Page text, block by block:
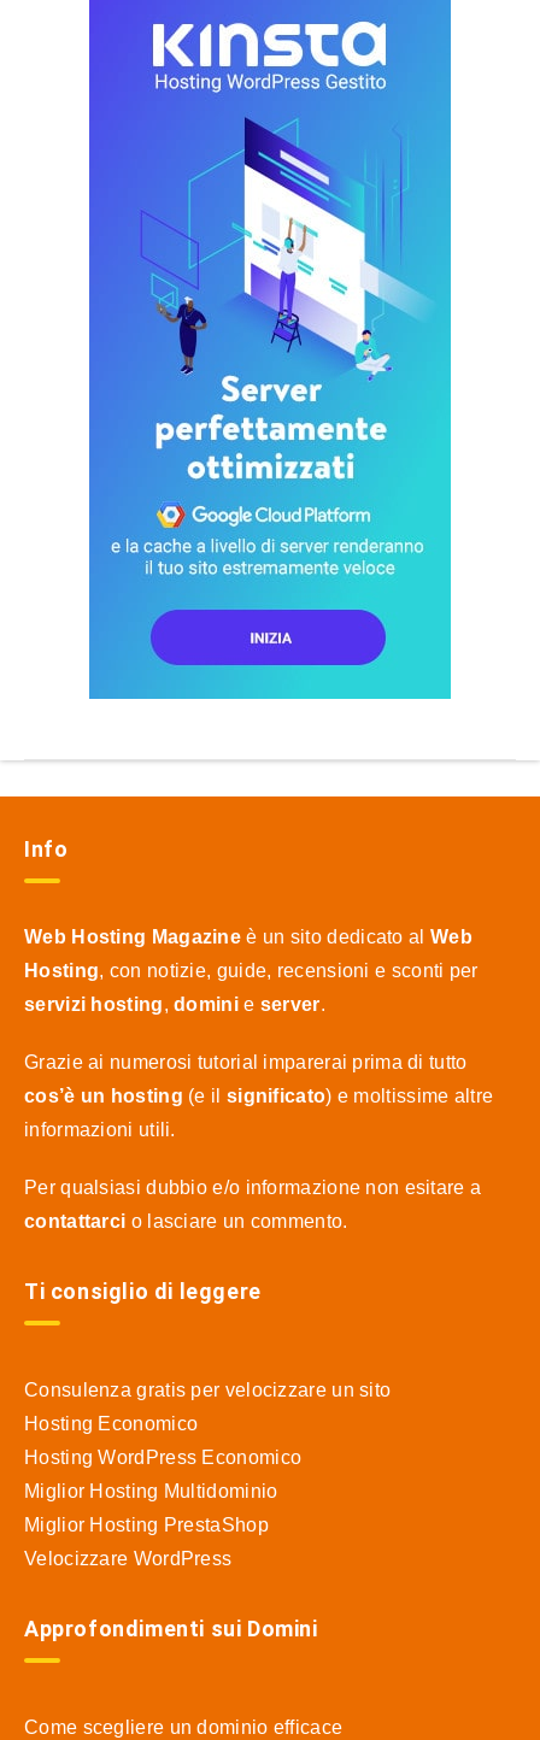
Info
Web Hosting Magazine è un sito dedicato al Web
Hosting, con notizie, guide, recensioni e sconti per
servizi hosting,dominie server.
Grazie ai numerosi tutorial imparerai prima di tutto
cos’è un hosting (e il significato) e moltissime altre
informazioni utili.
Per qualsiasi dubbio e/o informazione non esitare a
contattarci o lasciare un commento.
Ti consiglio di leggere
Consulenza gratis per velocizzare un sito
Hosting Economico
Hosting WordPress Economico
Miglior Hosting Multidominio
Miglior Hosting PrestaShop
Velocizzare WordPress
Approfondimenti sui Domini
Come scegliere un dominio efficace